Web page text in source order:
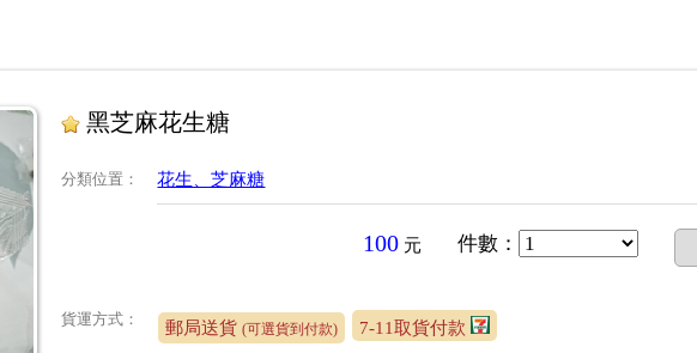
黑芝麻花生糖
分類位置 ： 花生、芝麻糖
100元 件數 ：
貨運方式： 郵局送貨(可選貨到付款) 7-11取貨付款